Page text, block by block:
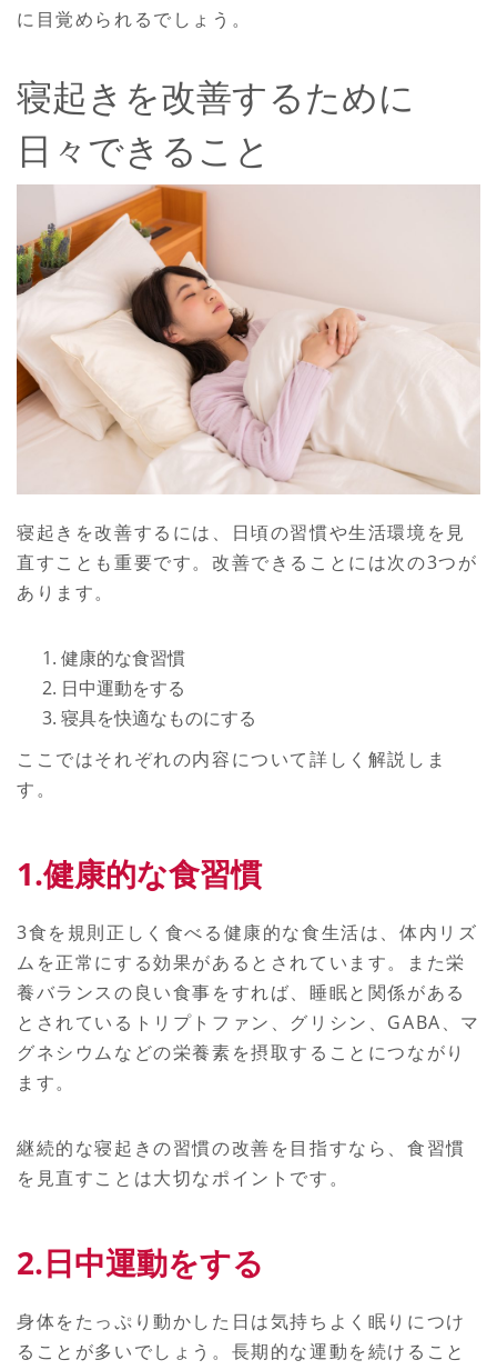
に目覚められるでしょう。
寝起きを改善するために
日々できること
寝起きを改善するには、日頃の習慣や生活環境を見
直すことも重要です。改善できることには次の3つが
あります。
健康的な食習慣
日中運動をする
寝具を快適なものにする
ここではそれぞれの内容について詳しく解説しま
す。
1.健康的な食習慣
3食を規則正しく食べる健康的な食生活は、体内リズ
ムを正常にする効果があるとされています。また栄
養バランスの良い食事をすれば、睡眠と関係がある
とされているトリプトファン、グリシン、GABA、マ
グネシウムなどの栄養素を摂取することにつながり
ます。
継続的な寝起きの習慣の改善を目指すなら、食習慣
を見直すことは大切なポイントです。
2.日中運動をする
身体をたっぷり動かした日は気持ちよく眠りにつけ
ることが多いでしょう。長期的な運動を続けること